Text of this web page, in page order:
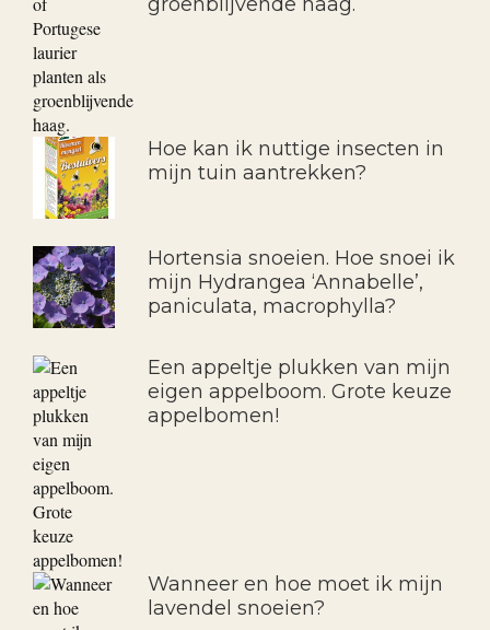
Hoe kan ik nuttige insecten in
mijn tuin aantrekken?
Hortensia snoeien. Hoe snoei ik
mijn Hydrangea ‘Annabelle’,
paniculata, macrophylla?
Een appeltje plukken van mijn
eigen appelboom. Grote keuze
appelbomen!
Wanneer en hoe moet ik mijn
lavendel snoeien?